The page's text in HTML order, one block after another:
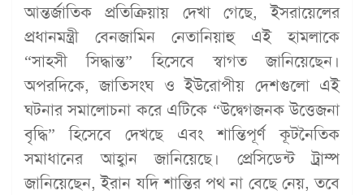
আন্তর্জাতিক প্রতিক্রিয়ায় দেখা গেছে, ইসরায়েলের
প্রধানমন্ত্রী বেনজামিন নেতানিয়াহু এই হামলাকে
“সাহসী সিদ্ধান্ত” হিসেবে স্বাগত জানিয়েছেন।
অপরদিকে, জাতিসংঘ ও ইউরোপীয় দেশগুলো এই
ঘটনার সমালোচনা করে এটিকে “উদ্বেগজনক উত্তেজনা
বৃদ্ধি” হিসেবে দেখছে এবং শান্তিপূর্ণ কূটনৈতিক
সমাধানের আহ্বান জানিয়েছে। প্রেসিডেন্ট ট্রাম্প
জানিয়েছেন, ইরান যদি শান্তির পথ না বেছে নেয়, তবে